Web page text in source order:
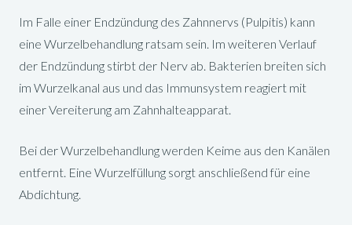
Im Falle einer Endzündung des Zahnnervs (Pulpitis) kann
eine Wurzelbehandlung ratsam sein. Im weiteren Verlauf
der Endzündung stirbt der Nerv ab. Bakterien breiten sich
im Wurzelkanal aus und das Immunsystem reagiert mit
einer Vereiterung am Zahnhalteapparat.
Bei der Wurzelbehandlung werden Keime aus den Kanälen
entfernt. Eine Wurzelfüllung sorgt anschließend für eine
Abdichtung.